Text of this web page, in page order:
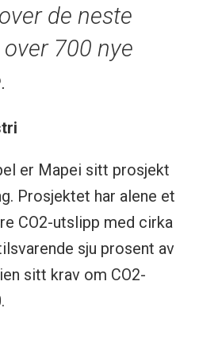
de neste
700 nye
er Mapei sitt prosjekt
Prosjektet har alene et
CO2-utslipp med cirka
sju prosent av
sitt krav om CO2-